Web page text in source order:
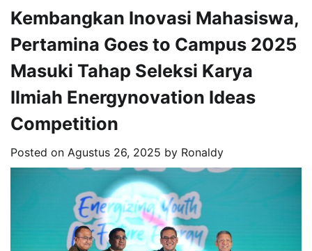
Kembangkan Inovasi Mahasiswa,
Pertamina Goes to Campus 2025
Masuki Tahap Seleksi Karya
Ilmiah Energynovation Ideas
Competition
Posted on Agustus 26, 2025 by Ronaldy